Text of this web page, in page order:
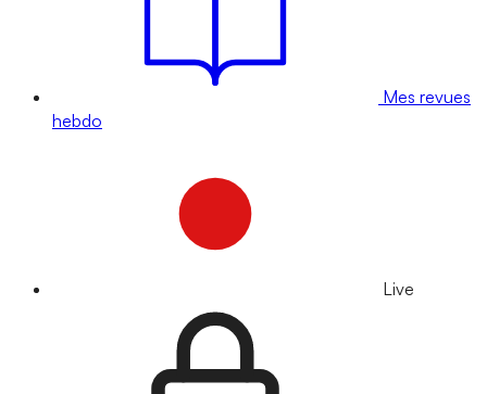
Mes revues
hebdo
Live